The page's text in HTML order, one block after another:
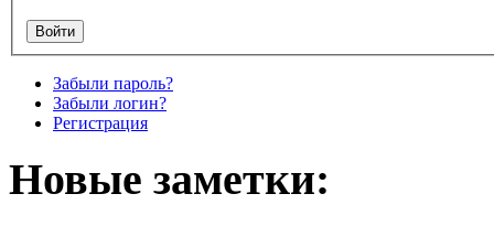
Забыли пароль?
Забыли логин?
Регистрация
Новые заметки: